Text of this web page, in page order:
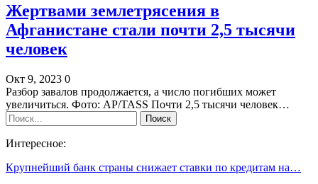
Жертвами землетрясения в
Афганистане стали почти 2,5 тысячи
человек
Окт 9, 2023 0
Разбор завалов продолжается, а число погибших может
увеличиться. Фото: AP/TASS Почти 2,5 тысячи человек…
Интересное:
Крупнейший банк страны снижает ставки по кредитам на…